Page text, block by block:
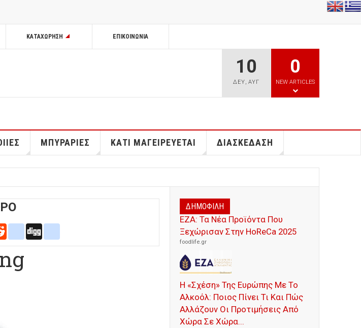
ΚΑΤΑΧΩΡΗΣΗ ΕΠΙΚΟΙΝΩΝΊΑ
10
ΔΕΥ, ΑΥΓ
0
NEW ARTICLES
ΜΠΥΡΑΡΙΕΣ ΚΑΤΙ ΜΑΓΕΙΡΕΥΕΤΑΙ ΔΙΑΣΚΕΔΑΣΗ
Redditdelicious
ΔΗΜΟΦΙΛΗ
ΕΖΑ: Τα Νέα Προϊόντα Που
Ξεχώρισαν Στην HoReCa 2025
foodlife.gr
Η «Σχέση» Της Ευρώπης Με Το
Αλκοόλ: Ποιος Πίνει Τι Και Πώς
Αλλάζουν Οι Προτιμήσεις Από
Χώρα Σε Χώρα...